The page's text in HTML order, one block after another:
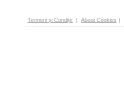
Termeni şi Condiţii | About Cookies |